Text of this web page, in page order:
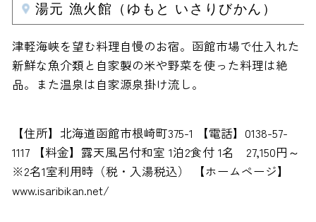
湯元 漁火館（ゆもと いさりびかん）
津軽海峡を望む料理自慢のお宿。函館市場で仕入れた
新鮮な魚介類と自家製の米や野菜を使った料理は絶
品。また温泉は自家源泉掛け流し。
【住所】北海道函館市根崎町375-1 【電話】0138-57-
1117 【料金】露天風呂付和室 1泊2食付 1名 27,150円～
※2名1室利用時（税・入湯税込） 【ホームページ】
www.isaribikan.net/